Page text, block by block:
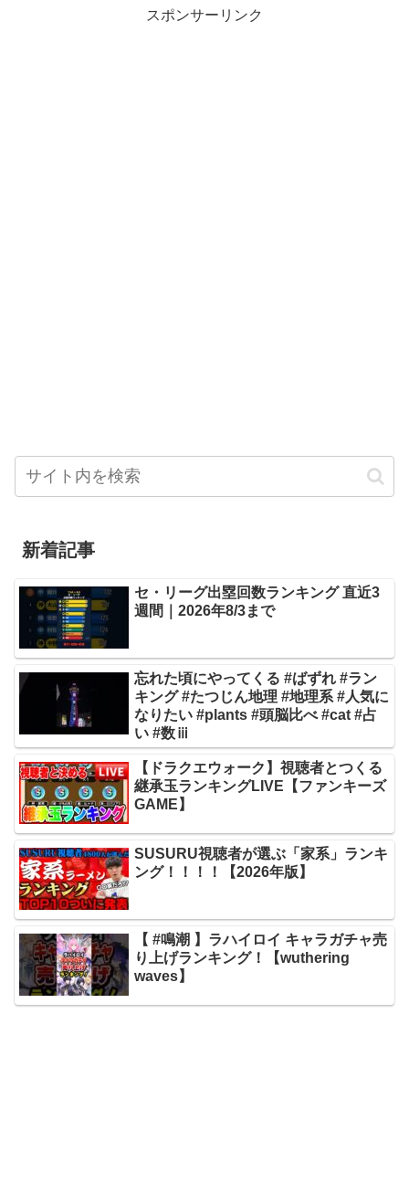
スポンサーリンク
新着記事
セ・リーグ出塁回数ランキング 直近3
週間｜2026年8/3まで
忘れた頃にやってくる #ばずれ #ラン
キング #たつじん地理 #地理系 #人気に
なりたい #plants #頭脳比べ #cat #占
い #数ⅲ
【ドラクエウォーク】視聴者とつくる
継承玉ランキングLIVE【ファンキーズ
GAME】
SUSURU視聴者が選ぶ「家系」ランキ
ング！！！！【2026年版】
【 #鳴潮 】ラハイロイ キャラガチャ売
り上げランキング！【wuthering
waves】